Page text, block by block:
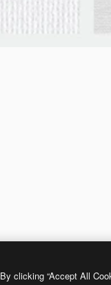
By clicking “Accept All